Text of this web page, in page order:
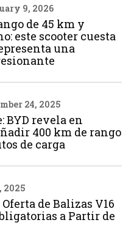
9, 2026
de 45 km y
este scooter cuesta
una
24, 2025
BYD revela en
400 km de rango
de carga
2025
de Balizas V16
a Partir de